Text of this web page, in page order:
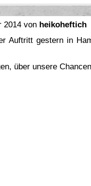
2014 von heikoheftich
Auftritt gestern in
über unsere